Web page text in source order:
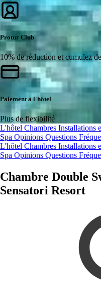
Protur Club
10% de réduction et cumulez
Paiement à l'hôtel
Plus de flexibilité
L'hôtel Chambres Installations
Spa Opinions Questions
L'hôtel Chambres Installations
Spa Opinions Questions
Chambre Double
Sensatori Resort